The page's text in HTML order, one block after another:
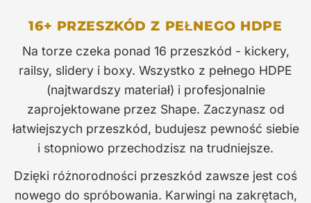
16+ PRZESZKÓD Z PEŁNEGO HDPE
Na torze czeka ponad 16 przeszkód - kickery,
railsy, slidery i boxy. Wszystko z pełnego HDPE
(najtwardszy materiał) i profesjonalnie
zaprojektowane przez Shape. Zaczynasz od
łatwiejszych przeszkód, budujesz pewność siebie
i stopniowo przechodzisz na trudniejsze.
Dzięki różnorodności przeszkód zawsze jest coś
nowego do spróbowania. Karwingi na zakrętach,